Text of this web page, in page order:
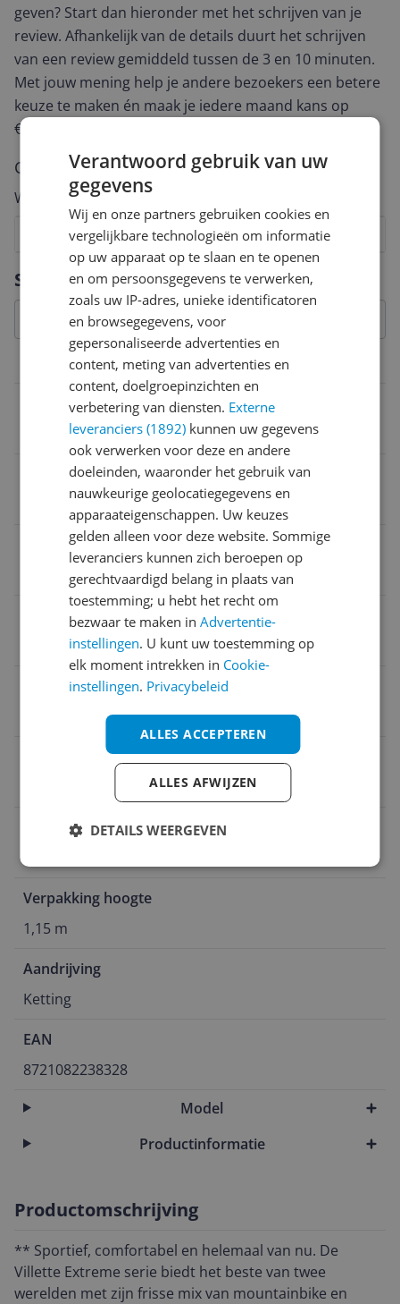
Specificaties
Overige kenmerken
Villette Extreme RM
Verpakking lengte
Gebruiker segment
Volwassenen
Fabrieksgarantie termijn
Taal handleiding
Product gewicht
Verpakking breedte
Verpakking hoogte
1,15 m
Aandrijving
Ketting
EAN
8721082238328
Model
Productinformatie
Productomschrijving
** Sportief, comfortabel en helemaal van nu. De
Villette Extreme serie biedt het beste van twee
werelden met zijn frisse mix van mountainbike en
geven? Start dan hieronder met het schrijven van je
review. Afhankelijk van de details duurt het schrijven
van een review gemiddeld tussen de 3 en 10 minuten.
Met jouw mening help je andere bezoekers een betere
keuze te maken én maak je iedere maand kans op
€250,-!
Cijfer
Welk cijfer geef jij dit product?
9
8
7
6
5
4
3
2
Vraag 1 van 4
Verantwoord gebruik van uw
gegevens
Wij en onze partners gebruiken cookies en
vergelijkbare technologieën om informatie
op uw apparaat op te slaan en te openen
en om persoonsgegevens te verwerken,
zoals uw IP-adres, unieke identificatoren
en browsegegevens, voor
gepersonaliseerde advertenties en
content, meting van advertenties en
content, doelgroepinzichten en
verbetering van diensten. Externe
leveranciers (1892) kunnen uw gegevens
ook verwerken voor deze en andere
doeleinden, waaronder het gebruik van
nauwkeurige geolocatiegegevens en
apparaateigenschappen. Uw keuzes
gelden alleen voor deze website. Sommige
leveranciers kunnen zich beroepen op
gerechtvaardigd belang in plaats van
toestemming; u hebt het recht om
bezwaar te maken inAdvertentie-
instellingen. U kunt uw toestemming op
elk moment intrekken in Cookie-
instellingen. Privacybeleid
ALLES ACCEPTEREN
ALLES AFWIJZEN
DETAILS WEERGEVEN